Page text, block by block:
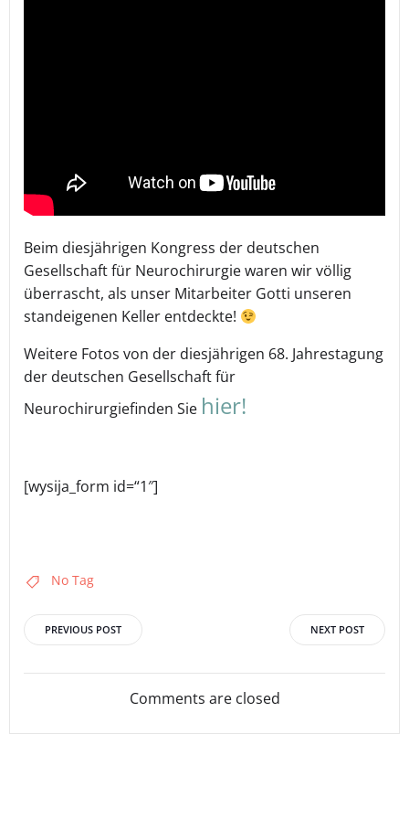
Beim diesjährigen Kongress der deutschen
Gesellschaft für Neurochirurgie waren wir völlig
überrascht, als unser Mitarbeiter Gotti unseren
standeigenen Keller entdeckte!
Weitere Fotos von der diesjährigen 68. Jahrestagung
der deutschen Gesellschaft für
Neurochirurgiefinden Sie hier!
[wysija_form id=“1″]
No Tag
Post
navigation
PREVIOUS POST
navigation
NEXT POST
Comments are closed